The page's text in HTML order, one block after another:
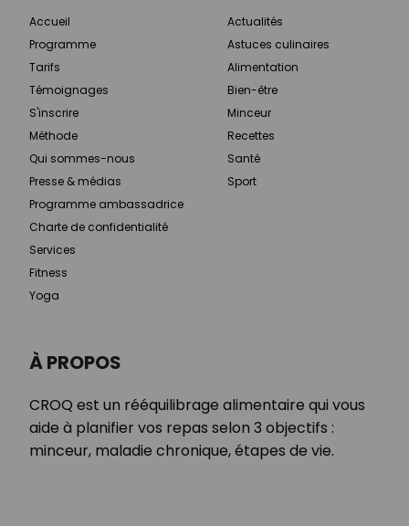
À PROPOS
CROQ est un rééquilibrage alimentaire qui vous
aide à planifier vos repas selon 3 objectifs :
minceur, maladie chronique, étapes de vie.
Accueil
Programme
Tarifs
Témoignages
S'inscrire
Méthode
Qui sommes-nous
Presse & médias
Programme ambassadrice
Charte de confidentialité
Services
Fitness
Yoga
Actualités
Astuces culinaires
Alimentation
Bien-être
Minceur
Recettes
Santé
Sport